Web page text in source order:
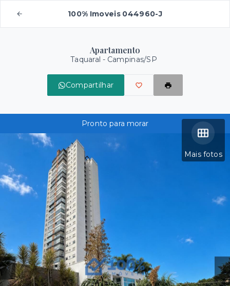
100% Imoveis 044960-J
Apartamento
Taquaral - Campinas/SP
Compartilhar
Mais fotos
Pronto para morar